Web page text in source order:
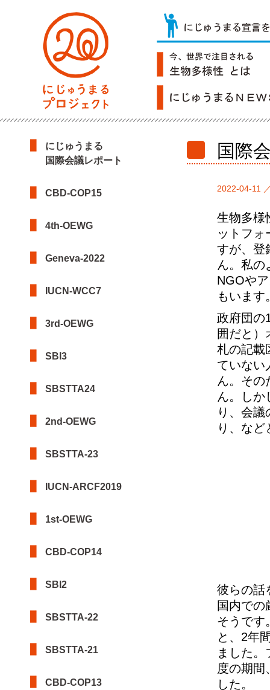
にじゅうまる
国際会議レポート
CBD-COP15
4th-OEWG
Geneva-2022
IUCN-WCC7
3rd-OEWG
SBI3
SBSTTA24
2nd-OEWG
SBSTTA-23
IUCN-ARCF2019
1st-OEWG
CBD-COP14
SBI2
SBSTTA-22
SBSTTA-21
CBD-COP13
国際
2022-04-11
生物多様
ットフォ
すが、登
ん。私の
NGOや
もいます
政府団の
囲だと
札の記載
ていない
ん。その
ん。しか
り、会
り、な
彼らの話
国内で
そうです
と、2年
ました
度の期間
した。